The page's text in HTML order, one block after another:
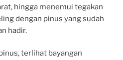
hingga menemui tegakan
dengan pinus yang sudah
hadir.
terlihat bayangan